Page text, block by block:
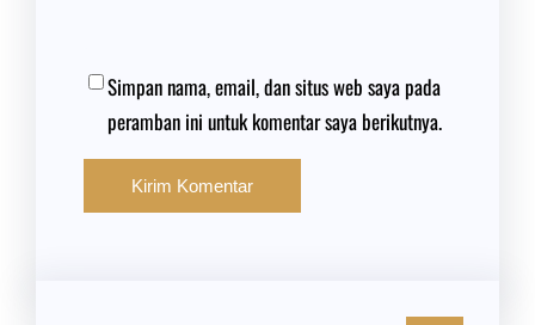
Simpan nama, email, dan situs web saya pada
peramban ini untuk komentar saya berikutnya.